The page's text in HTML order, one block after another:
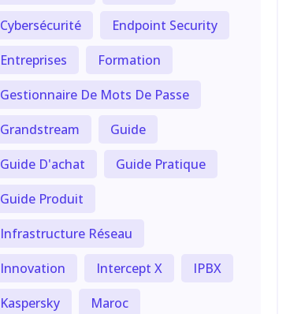
Cybersécurité
Endpoint Security
Entreprises
Formation
Gestionnaire De Mots De Passe
Grandstream
Guide
Guide D'achat
Guide Pratique
Guide Produit
Infrastructure Réseau
Innovation
Intercept X
IPBX
Kaspersky
Maroc